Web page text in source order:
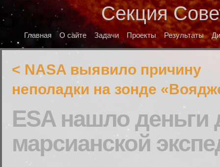
Секция
Главная О сайте Задачи Проекты Результаты
< NASA выявило причину
неполадки на зонде
ESA нашло деньги
марсианской